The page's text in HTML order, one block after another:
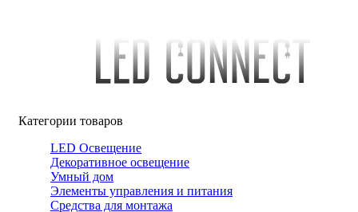
Категории товаров
LED Освещение
Декоративное освещение
Умный дом
Элементы управления и питания
Средства для монтажа